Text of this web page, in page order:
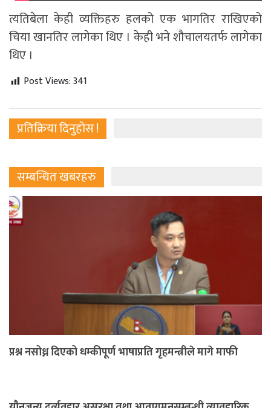
त्यतिबेला केही व्यक्तिहरु हलको एक भागतिर राखिएको
चिया खानतिर लागेका थिए । केही भने शौचालयतर्फ लागेका
थिए ।
Post Views:341
प्रतिक्रिया दिनुहोस !
सम्बन्धित खबरहरु
प्रश्न नसोध्न दिएको धम्कीपूर्ण भाषाप्रति गृहमन्त्रीले मागे माफी